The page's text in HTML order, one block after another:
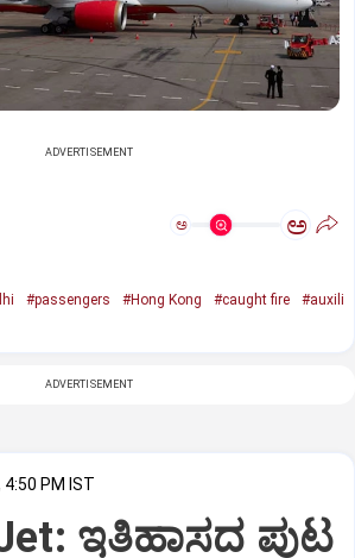
ADVERTISEMENT
ಅ ಅ
#passengers #Hong Kong #caught fire
#auxili
ADVERTISEMENT
4:50 PM IST
ಇತಿಹಾಸದ ಪುಟ